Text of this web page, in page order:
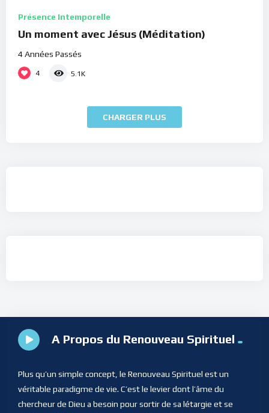
Présence Intemporelle
Un moment avec Jésus (Méditation)
4 Années Passés
4 5.1K
CHARGER PLUS
A Propos du Renouveau Spirituel
Plus qu’un simple concept, le Renouveau Spirituel est un
véritable paradigme de vie. C’est le levier dont l’âme du
chercheur de Dieu a besoin pour sortir de sa létargie et se